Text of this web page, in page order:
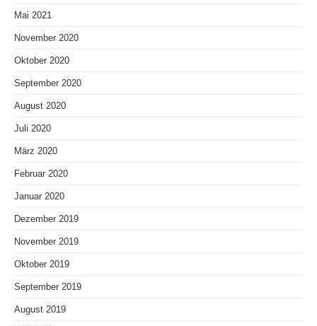
Mai 2021
November 2020
Oktober 2020
September 2020
August 2020
Juli 2020
März 2020
Februar 2020
Januar 2020
Dezember 2019
November 2019
Oktober 2019
September 2019
August 2019